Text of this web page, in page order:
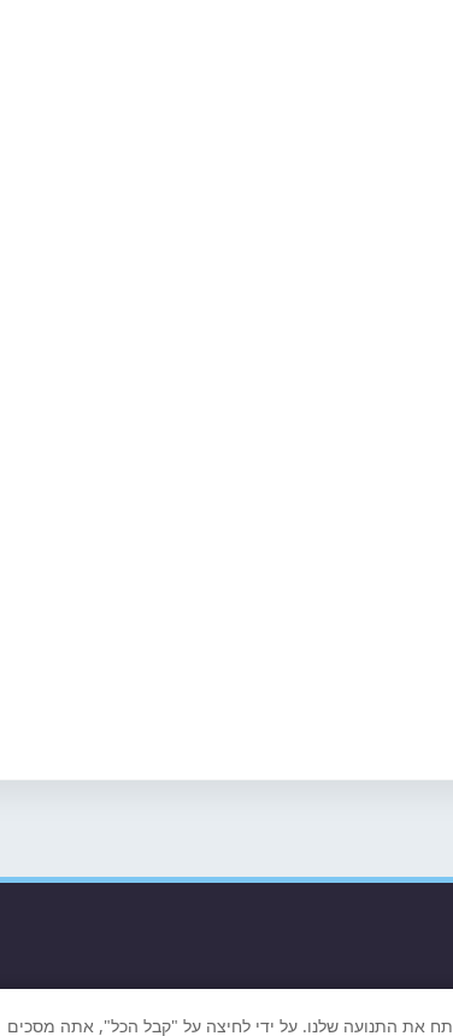
את התנועה שלנו. על ידי לחיצה על "קבל הכל", אתה מסכים